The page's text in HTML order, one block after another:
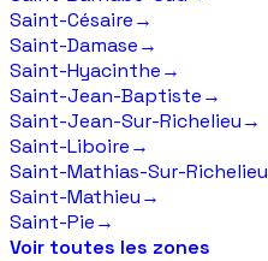
Saint-Césaire→
Saint-Damase→
Saint-Hyacinthe→
Saint-Jean-Baptiste→
Saint-Jean-Sur-Richelieu→
Saint-Liboire→
Saint-Mathias-Sur-Richelieu
Saint-Mathieu→
Saint-Pie→
Voir toutes les zones